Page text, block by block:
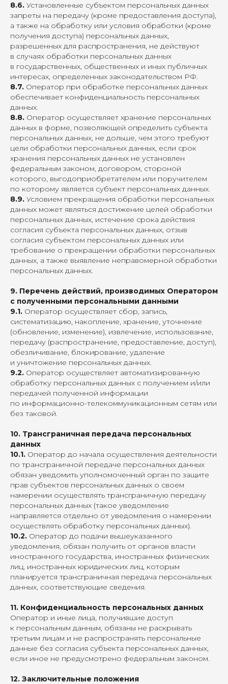
8.6. Установленные субъектом персональных данных
запреты на передачу (кроме предоставления доступа),
а также на обработку или условия обработки (кроме
получения доступа) персональных данных,
разрешенных для распространения, не действуют
в случаях обработки персональных данных
в государственных, общественных и иных публичных
интересах, определенных законодательством РФ.
8.7. Оператор при обработке персональных данных
обеспечивает конфиденциальность персональных
данных.
8.8. Оператор осуществляет хранение персональных
данных в форме, позволяющей определить субъекта
персональных данных, не дольше, чем этого требуют
цели обработки персональных данных, если срок
хранения персональных данных не установлен
федеральным законом, договором, стороной
которого, выгодоприобретателем или поручителем
по которому является субъект персональных данных.
8.9. Условием прекращения обработки персональных
данных может являться достижение целей обработки
персональных данных, истечение срока действия
согласия субъекта персональных данных, отзыв
согласия субъектом персональных данных или
требование о прекращении обработки персональных
данных, а также выявление неправомерной обработки
персональных данных.
9. Перечень действий, производимых Оператором
с полученными персональными данными
9.1. Оператор осуществляет сбор, запись,
систематизацию, накопление, хранение, уточнение
(обновление, изменение), извлечение, использование,
передачу (распространение, предоставление, доступ),
обезличивание, блокирование, удаление
и уничтожение персональных данных.
9.2. Оператор осуществляет автоматизированную
обработку персональных данных с получением и/или
передачей полученной информации
по информационно-телекоммуникационным сетям или
без таковой.
10. Трансграничная передача персональных
данных
10.1. Оператор до начала осуществления деятельности
по трансграничной передаче персональных данных
обязан уведомить уполномоченный орган по защите
прав субъектов персональных данных о своем
намерении осуществлять трансграничную передачу
персональных данных (такое уведомление
направляется отдельно от уведомления о намерении
осуществлять обработку персональных данных).
10.2. Оператор до подачи вышеуказанного
уведомления, обязан получить от органов власти
иностранного государства, иностранных физических
лиц, иностранных юридических лиц, которым
планируется трансграничная передача персональных
данных, соответствующие сведения.
11. Конфиденциальность персональных данных
Оператор и иные лица, получившие доступ
к персональным данным, обязаны не раскрывать
третьим лицам и не распространять персональные
данные без согласия субъекта персональных данных,
если иное не предусмотрено федеральным законом.
12. Заключительные положения